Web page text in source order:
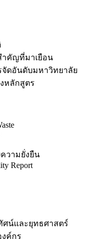
คัญที่มาเยือน
จัดอันดับมหาวิทยาลัย
หลักสูตร
วามยั่งยืน
Report
ศน์และยุทธศาสตร์
งค์กร